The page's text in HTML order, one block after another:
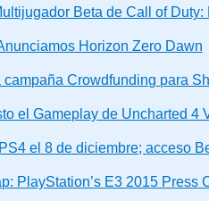
Beta de Call of Duty:
Horizon Zero Dawn
Crowdfunding para
el Gameplay de Uncharted 4
el 8 de diciembre; acceso
PlayStation’s E3 2015 Press